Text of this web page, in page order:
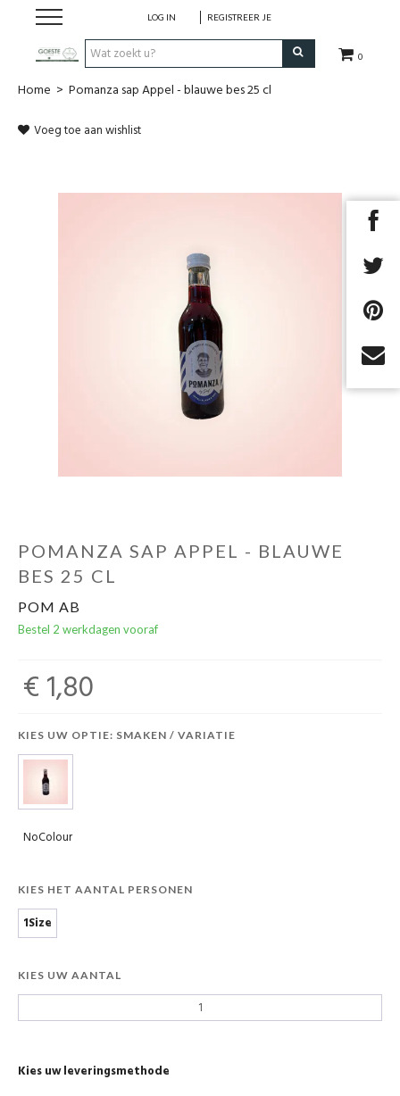
0
LOG IN REGISTREER JE
HOME
Huisgemaakt ijs
Home > Pomanza sap Appel - blauwe bes 25 cl
Voeg toe aan wishlist
POMANZA SAP APPEL - BLAUWE
BES 25 CL
POM AB
Bestel 2 werkdagen vooraf
€ 1,80
KIES UW OPTIE: SMAKEN / VARIATIE
NoColour
KIES HET AANTAL PERSONEN
1Size
KIES UW AANTAL
Kies uw leveringsmethode